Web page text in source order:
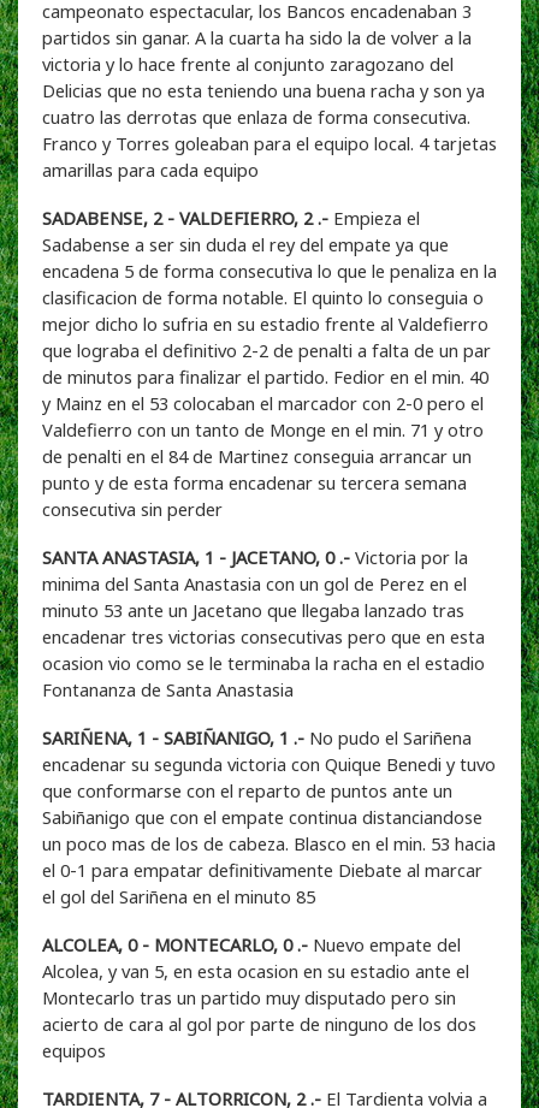
campeonato espectacular, los Bancos encadenaban 3
partidos sin ganar. A la cuarta ha sido la de volver a la
victoria y lo hace frente al conjunto zaragozano del
Delicias que no esta teniendo una buena racha y son ya
cuatro las derrotas que enlaza de forma consecutiva.
Franco y Torres goleaban para el equipo local. 4 tarjetas
amarillas para cada equipo
SADABENSE, 2 - VALDEFIERRO, 2 .- Empieza el
Sadabense a ser sin duda el rey del empate ya que
encadena 5 de forma consecutiva lo que le penaliza en la
clasificacion de forma notable. El quinto lo conseguia o
mejor dicho lo sufria en su estadio frente al Valdefierro
que lograba el definitivo 2-2 de penalti a falta de un par
de minutos para finalizar el partido. Fedior en el min. 40
y Mainz en el 53 colocaban el marcador con 2-0 pero el
Valdefierro con un tanto de Monge en el min. 71 y otro
de penalti en el 84 de Martinez conseguia arrancar un
punto y de esta forma encadenar su tercera semana
consecutiva sin perder
SANTA ANASTASIA, 1 - JACETANO, 0 .- Victoria por la
minima del Santa Anastasia con un gol de Perez en el
minuto 53 ante un Jacetano que llegaba lanzado tras
encadenar tres victorias consecutivas pero que en esta
ocasion vio como se le terminaba la racha en el estadio
Fontananza de Santa Anastasia
SARIÑENA, 1 - SABIÑANIGO, 1 .- No pudo el Sariñena
encadenar su segunda victoria con Quique Benedi y tuvo
que conformarse con el reparto de puntos ante un
Sabiñanigo que con el empate continua distanciandose
un poco mas de los de cabeza. Blasco en el min. 53 hacia
el 0-1 para empatar definitivamente Diebate al marcar
el gol del Sariñena en el minuto 85
ALCOLEA, 0 - MONTECARLO, 0 .- Nuevo empate del
Alcolea, y van 5, en esta ocasion en su estadio ante el
Montecarlo tras un partido muy disputado pero sin
acierto de cara al gol por parte de ninguno de los dos
equipos
TARDIENTA, 7 - ALTORRICON, 2 .- El Tardienta volvia a